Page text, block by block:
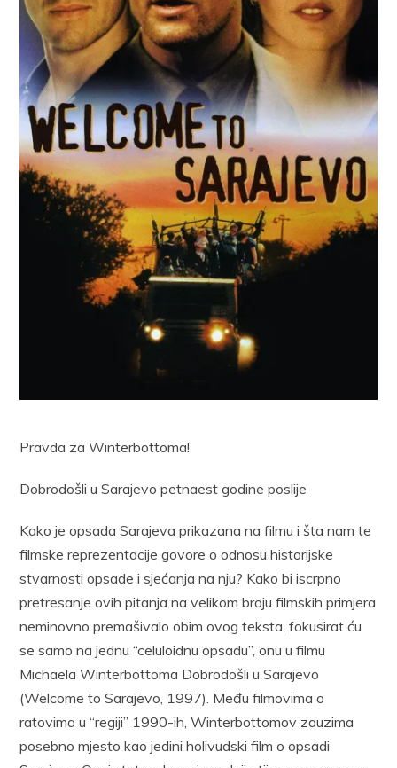
Pravda za Winterbottoma!
Dobrodošli u Sarajevo petnaest godine poslije
Kako je opsada Sarajeva prikazana na filmu i šta nam te
filmske reprezentacije govore o odnosu historijske
stvarnosti opsade i sjećanja na nju? Kako bi iscrpno
pretresanje ovih pitanja na velikom broju filmskih primjera
neminovno premašivalo obim ovog teksta, fokusirat ću
se samo na jednu “celuloidnu opsadu”, onu u filmu
Michaela Winterbottoma Dobrodošli u Sarajevo
(Welcome to Sarajevo, 1997). Među filmovima o
ratovima u “regiji” 1990-ih, Winterbottomov zauzima
posebno mjesto kao jedini holivudski film o opsadi